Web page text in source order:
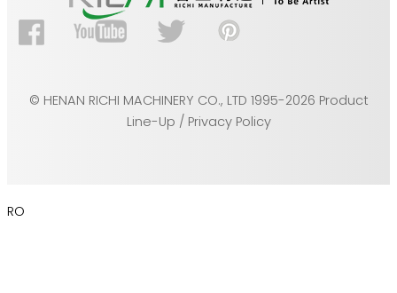
© HENAN RICHI MACHINERY CO., LTD 1995-2026 Product
Line-Up / Privacy Policy
RO